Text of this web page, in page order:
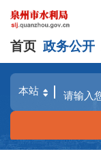
首页 政务公开